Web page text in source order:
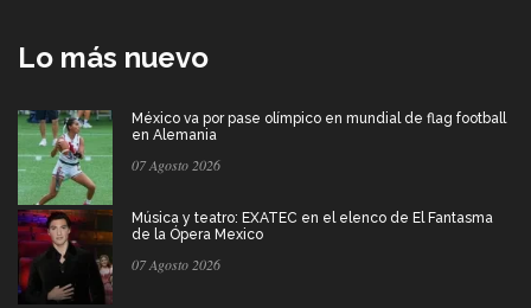
Lo más nuevo
México va por pase olímpico en mundial de flag football
en Alemania
07 Agosto 2026
Música y teatro: EXATEC en el elenco de El Fantasma
de la Ópera Mexico
07 Agosto 2026